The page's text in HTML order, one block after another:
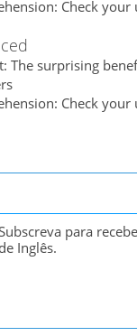
Check
The surprising
Check
para
de Inglês.